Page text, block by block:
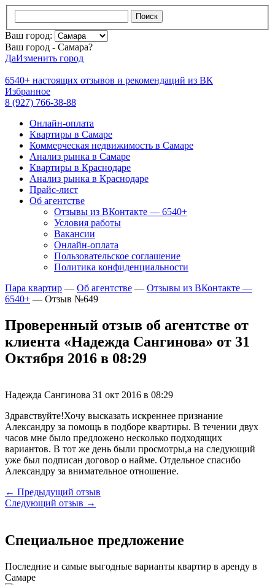
Поиск
Ваш город:
Ваш город - Самара?
ДаИзменить город
6540+ настоящих отзывов и рекомендаций из ВК
Избранное
8 (927) 766-38-88
Онлайн-оплата
Квартиры в Самаре
Коммерческая недвижимость в Самаре
Анализ рынка в Самаре
Квартиры в Краснодаре
Анализ рынка в Краснодаре
Прайс-лист
Об агентстве
Отзывы из ВКонтакте — 6540+
Условия работы
Вакансии
Онлайн-оплата
Пользовательское соглашение
Политика конфиденциальности
Пара квартир — Об агентстве — Отзывы из ВКонтакте —
6540+ — Отзыв №649
Проверенный отзыв об агентстве от
клиента «Надежда Сангинова» от 31
Октября 2016 в 08:29
Надежда Сангинова 31 окт 2016 в 08:29
Здравствуйте!Хочу высказать искреннее признание
Александру за помощь в подборе квартиры. В течении двух
часов мне было предложено несколько подходящих
вариантов. В тот же день были просмотры,а на следующий
уже был подписан договор о найме. Отдельное спасибо
Александру за внимательное отношение.
← Предыдущий отзыв
Следующий отзыв →
Специальное предложение
Последние и самые выгодные варианты квартир в аренду в
Самаре